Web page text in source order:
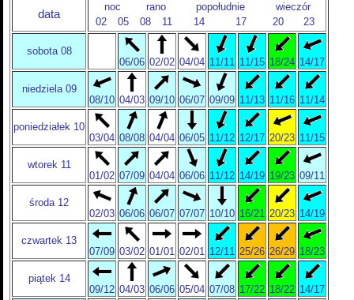
data
noc rano popołudnie
wieczór
02
05 08 11 14 17 20 23
sobota 08
06/06 02/02 04/04 11/11 11/15 18/24 14/17
niedziela 09
08/10 04/03 09/10 06/07 09/09 11/13 11/16 11/14
poniedziałek 10
03/04 08/08 04/04 06/05 11/12 12/17 20/23 11/15
wtorek 11
01/02 07/09 04/04 06/06 11/12 14/19 19/23 09/11
środa 12
02/03 06/06 06/07 07/07 10/10 16/21 20/23 14/19
czwartek 13
07/09 03/02 01/01 02/01 12/11 25/26 26/29 18/23
piątek 14
09/12 04/03 06/06 05/04 07/08 17/22 18/22 14/17